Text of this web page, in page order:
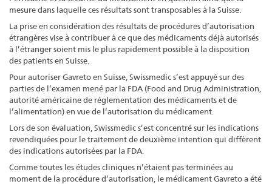
mesure dans laquelle ces résultats sont transposables à la Suisse.
La prise en considération des résultats de procédures d’autorisation
étrangères vise à contribuer à ce que des médicaments déjà autorisés
à l’étranger soient mis le plus rapidement possible à la disposition
des patients en Suisse.
Pour autoriser Gavreto en Suisse, Swissmedic s’est appuyé sur des
parties de l’examen mené par la FDA (Food and Drug Administration,
autorité américaine de réglementation des médicaments et de
l’alimentation) en vue de l’autorisation du médicament.
Lors de son évaluation, Swissmedic s’est concentré sur les indications
revendiquées pour le traitement de deuxième intention qui diffèrent
des indications autorisées par la FDA.
Comme toutes les études cliniques n’étaient pas terminées au
moment de la procédure d’autorisation, le médicament Gavreto a été